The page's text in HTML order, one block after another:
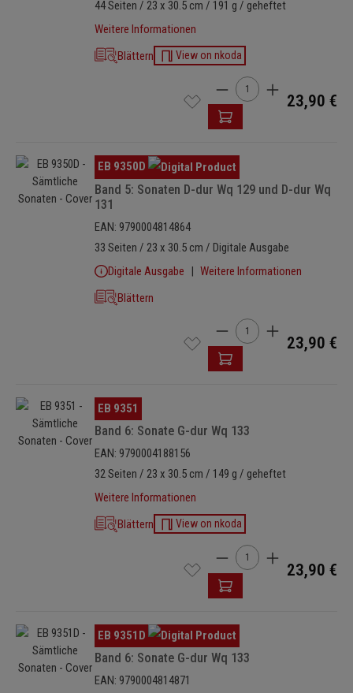
44 Seiten / 23 x 30.5 cm / 191 g / geheftet
Weitere Informationen
Blättern
View on nkoda
Produkt Anzahl: Gib
23,90 €
Bildergalerie überspringen
EB 9350D
Band 5: Sonaten D-dur Wq 129 und D-dur Wq
131
EAN: 9790004814864
33 Seiten / 23 x 30.5 cm / Digitale Ausgabe
Digitale Ausgabe
Weitere Informationen
Blättern
Produkt Anzahl: Gib
23,90 €
Bildergalerie überspringen
EB 9351
Band 6: Sonate G-dur Wq 133
EAN: 9790004188156
32 Seiten / 23 x 30.5 cm / 149 g / geheftet
Weitere Informationen
Blättern
View on nkoda
Produkt Anzahl: Gib
23,90 €
Bildergalerie überspringen
EB 9351D
Band 6: Sonate G-dur Wq 133
EAN: 9790004814871